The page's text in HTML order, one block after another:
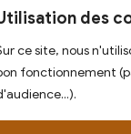
des
ce site, nous
fonctionnement
:
: 07 88 08 25 59